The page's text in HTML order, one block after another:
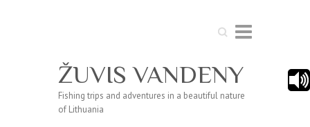
Search
ŽUVIS VANDENY
Fishing trips and adventures in a beautiful nature
of Lithuania